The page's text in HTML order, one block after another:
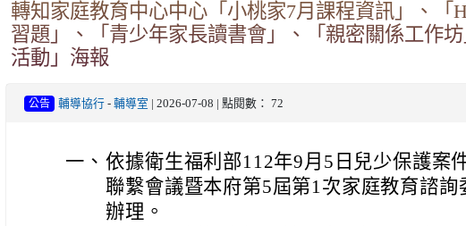
轉知家庭教育中心中心「小桃家7月課程資訊」、「
習題」、「青少年家長讀書會」、「親密關係工作
活動」海報
公告 輔導協行 - 輔導室 | 2026-07-08 | 點閱數： 72
一、 依據衛生福利部112年9月5日兒少保護案
聯繫會議暨本府第5屆第1次家庭教育諮詢
辦理。